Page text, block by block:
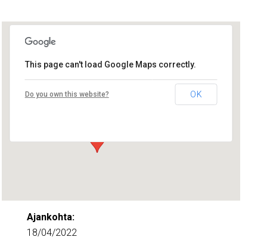
Lounais-Suomen – SYLI ry
Maariankatu 8 D 104 - Turku
This page can't load Google Maps correctly.
Do you own this website? OK
Ajankohta:
18/04/2022